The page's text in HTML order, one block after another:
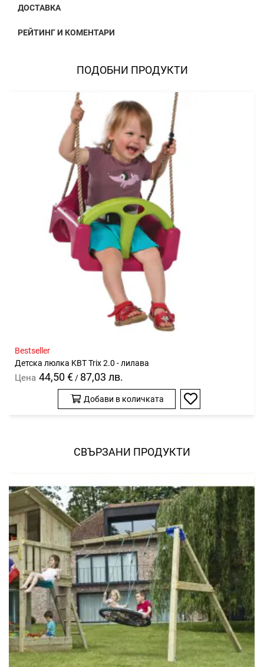
ДОСТАВКА
РЕЙТИНГ И КОМЕНТАРИ
ПОДОБНИ ПРОДУКТИ
Bestseller
Детска люлка KBT Trix 2.0 - лилава
Цена 44,50 € / 87,03 лв.
Добави в количката
Добави
СВЪРЗАНИ ПРОДУКТИ